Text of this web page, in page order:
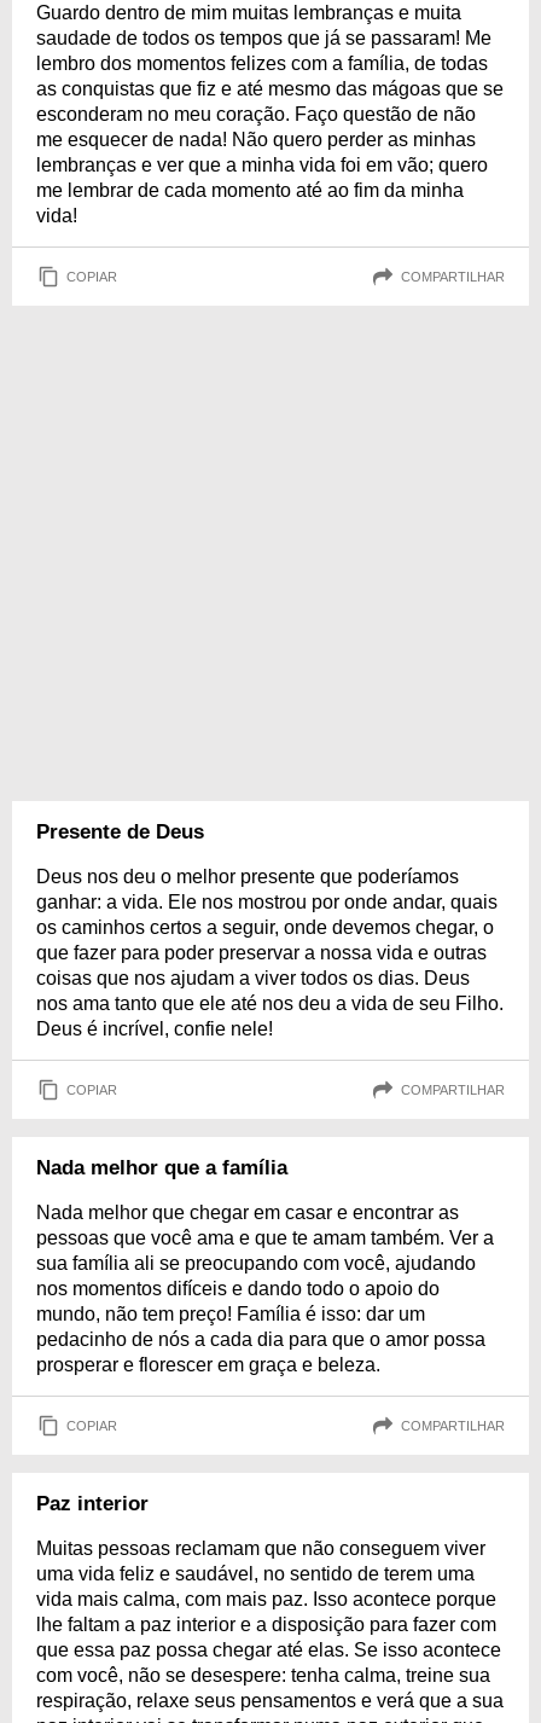
Guardo dentro de mim muitas lembranças e muita
saudade de todos os tempos que já se passaram! Me
lembro dos momentos felizes com a família, de todas
as conquistas que fiz e até mesmo das mágoas que se
esconderam no meu coração. Faço questão de não
me esquecer de nada! Não quero perder as minhas
lembranças e ver que a minha vida foi em vão; quero
me lembrar de cada momento até ao fim da minha
vida!
COPIAR COMPARTILHAR
Presente de Deus
Deus nos deu o melhor presente que poderíamos
ganhar: a vida. Ele nos mostrou por onde andar, quais
os caminhos certos a seguir, onde devemos chegar, o
que fazer para poder preservar a nossa vida e outras
coisas que nos ajudam a viver todos os dias. Deus
nos ama tanto que ele até nos deu a vida de seu Filho.
Deus é incrível, confie nele!
COPIAR COMPARTILHAR
Nada melhor que a família
Nada melhor que chegar em casar e encontrar as
pessoas que você ama e que te amam também. Ver a
sua família ali se preocupando com você, ajudando
nos momentos difíceis e dando todo o apoio do
mundo, não tem preço! Família é isso: dar um
pedacinho de nós a cada dia para que o amor possa
prosperar e florescer em graça e beleza.
COPIAR COMPARTILHAR
Paz interior
Muitas pessoas reclamam que não conseguem viver
uma vida feliz e saudável, no sentido de terem uma
vida mais calma, com mais paz. Isso acontece porque
lhe faltam a paz interior e a disposição para fazer com
que essa paz possa chegar até elas. Se isso acontece
com você, não se desespere: tenha calma, treine sua
respiração, relaxe seus pensamentos e verá que a sua